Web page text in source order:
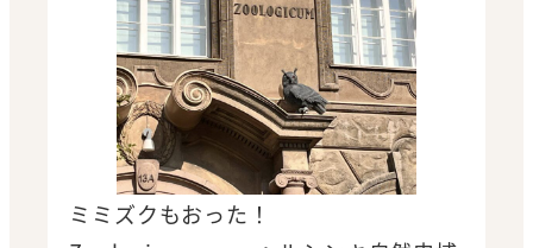
ミミズクもおった！